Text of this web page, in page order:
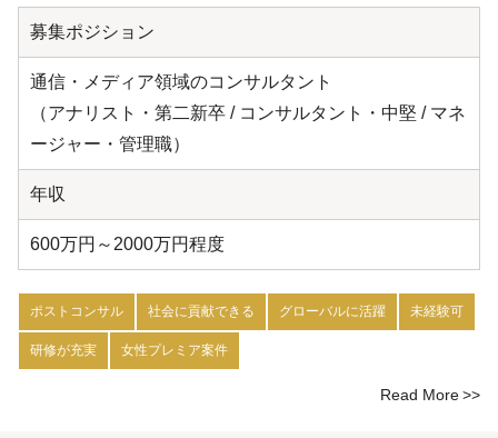
募集ポジション
通信・メディア領域のコンサルタント
（アナリスト・第二新卒 / コンサルタント・中堅 / マネ
ージャー・管理職）
年収
600万円～2000万円程度
ポストコンサル 社会に貢献できる グローバルに活躍 未経験可
研修が充実 女性プレミア案件
Read More